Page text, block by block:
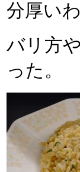
分厚い
バリ方
った。